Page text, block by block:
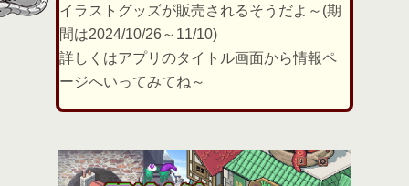
イラストグッズが販売されるそうだよ～(期
間は2024/10/26～11/10)
詳しくはアプリのタイトル画面から情報ペ
ージへいってみてね～